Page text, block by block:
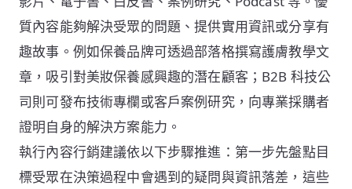
質內容能夠解決受眾的問題、提供實用資訊或分享有
趣故事。例如保養品牌可透過部落格撰寫護膚教學文
章，吸引對美妝保養感興趣的潛在顧客；B2B 科技公
司則可發布技術專欄或客戶案例研究，向專業採購者
證明自身的解決方案能力。
執行內容行銷建議依以下步驟推進：第一步先盤點目
標受眾在決策過程中會遇到的疑問與資訊落差，這些